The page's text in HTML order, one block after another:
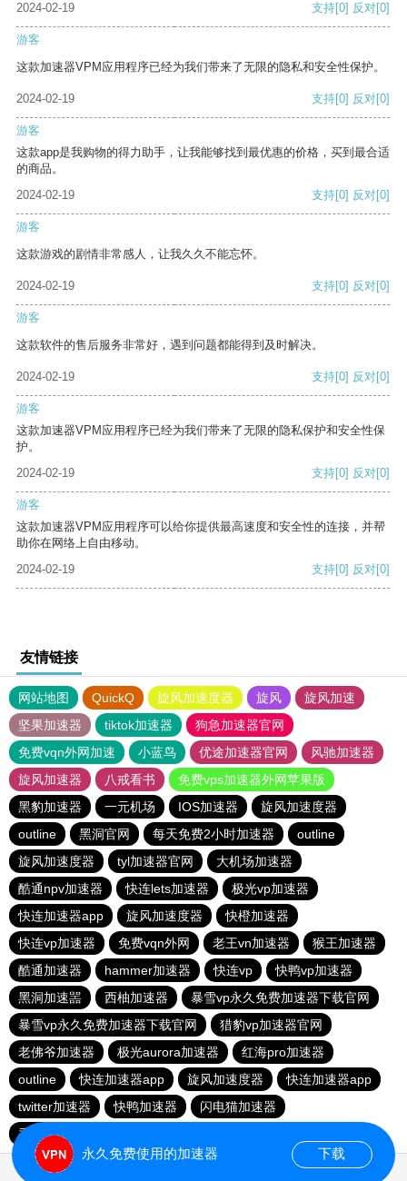
2024-02-19 支持[0] 反对[0]
游客
这款加速器VPM应用程序已经为我们带来了无限的隐私和安全性保护。
2024-02-19 支持[0] 反对[0]
游客
这款app是我购物的得力助手，让我能够找到最优惠的价格，买到最合适
的商品。
2024-02-19
支持[0] 反对[0]
游客
这款游戏的剧情非常感人，让我久久不能忘怀。
2024-02-19 支持[0] 反对[0]
游客
这款软件的售后服务非常好，遇到问题都能得到及时解决。
2024-02-19 支持[0] 反对[0]
游客
这款加速器VPM应用程序已经为我们带来了无限的隐私保护和安全性保
护。
2024-02-19
支持[0] 反对[0]
游客
这款加速器VPM应用程序可以给你提供最高速度和安全性的连接，并帮
助你在网络上自由移动。
2024-02-19
支持[0] 反对[0]
友情链接
网站地图 QuickQ 旋风加速度器 旋风
旋风加速
坚果加速器
tiktok加速器
狗急加速器官网
免费vqn外网加速
小蓝鸟 优途加速器官网
风驰加速器
旋风加速器
八戒看书
免费vps加速器外网苹果版
黑豹加速器
一元机场 IOS加速器
旋风加速度器
outline
黑洞官网 每天免费2小时加速器
outline
旋风加速度器
tyl加速器官网
大机场加速器
酷通npv加速器
快连lets加速器
极光vp加速器
快连加速器app
旋风加速度器
快橙加速器
快连vp加速器
免费vqn外网 老王vn加速器
猴王加速器
酷通加速器
hammer加速器 快连vp
快鸭vp加速器
黑洞加速噐
西柚加速器
暴雪vp永久免费加速器下载官网
暴雪vp永久免费加速器下载官网
猎豹vp加速器官网
老佛爷加速器
极光aurora加速器
红海pro加速器
outline
快连加速器app 旋风加速度器
快连加速器app
twitter加速器
快鸭加速器
闪电猫加速器
香蕉加速器vp官网
永久免费使用的加速器 下载